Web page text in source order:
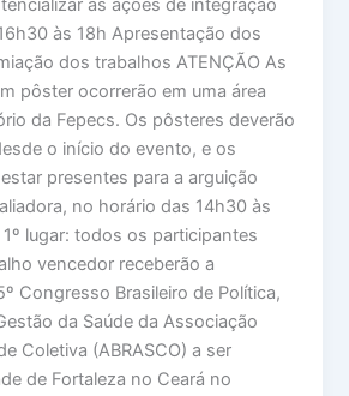
as ações de integração
às 18h Apresentação dos
dos trabalhos ATENÇÃO As
pôster ocorrerão em uma área
da Fepecs. Os pôsteres deverão
o início do evento, e os
presentes para a arguição
no horário das 14h30 às
lugar: todos os participantes
vencedor receberão a
Congresso Brasileiro de Política,
da Saúde da Associação
Coletiva (ABRASCO) a ser
de Fortaleza no Ceará no